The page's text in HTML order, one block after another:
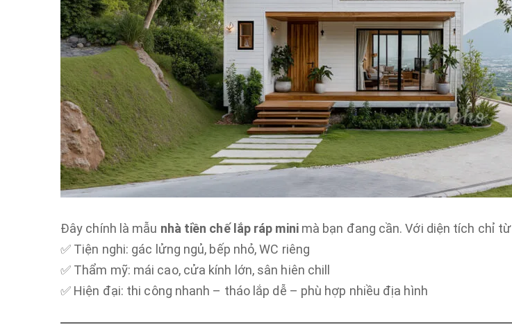
Đây chính là mẫu nhà tiền chế lắp ráp minimà bạn đang cần. Với diện tích chỉ từ
✅ Tiện nghi: gác lửng ngủ, bếp nhỏ, WC riêng
✅ Thẩm mỹ: mái cao, cửa kính lớn, sân hiên chill
✅ Hiện đại: thi công nhanh – tháo lắp dễ – phù hợp nhiều địa hình